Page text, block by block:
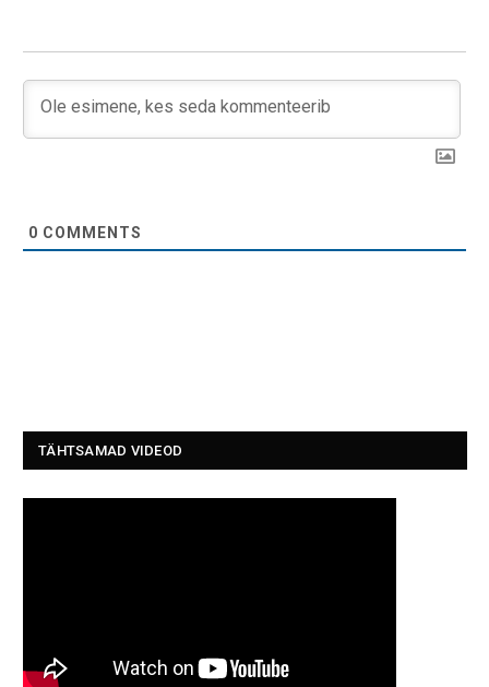
0 COMMENTS
TÄHTSAMAD VIDEOD